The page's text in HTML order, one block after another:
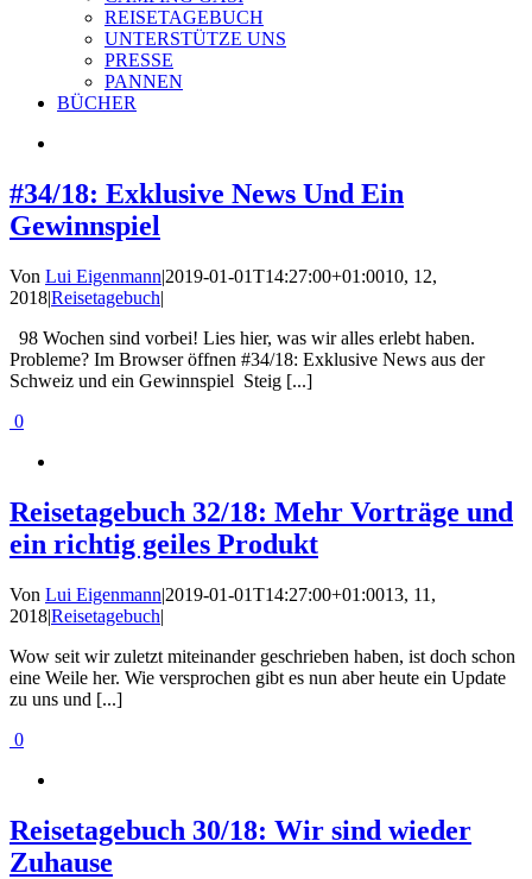
REISETAGEBUCH
UNTERSTÜTZE UNS
PRESSE
PANNEN
BÜCHER
#34/18: Exklusive News Und Ein
Gewinnspiel
Von Lui Eigenmann|2019-01-01T14:27:00+01:0010, 12,
2018|Reisetagebuch|
98 Wochen sind vorbei! Lies hier, was wir alles erlebt haben.
Probleme? Im Browser öffnen #34/18: Exklusive News aus der
Schweiz und ein Gewinnspiel Steig [...]
0
Reisetagebuch 32/18: Mehr Vorträge und
ein richtig geiles Produkt
Von Lui Eigenmann|2019-01-01T14:27:00+01:0013, 11,
2018|Reisetagebuch|
Wow seit wir zuletzt miteinander geschrieben haben, ist doch schon
eine Weile her. Wie versprochen gibt es nun aber heute ein Update
zu uns und [...]
0
Reisetagebuch 30/18: Wir sind wieder
Zuhause